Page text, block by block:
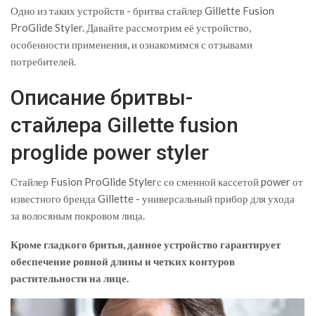
Одно из таких устройств - бритва стайлер Gillette Fusion
ProGlide Styler. Давайте рассмотрим её устройство,
особенности применения, и ознакомимся с отзывами
потребителей.
Описание бритвы-
стайлера Gillette fusion
proglide power styler
Стайлер Fusion ProGlide Stylerс со сменной кассетой power от
известного бренда Gillette - универсальный прибор для ухода
за волосяным покровом лица.
Кроме гладкого бритья, данное устройство гарантирует
обеспечение ровной длины и четких контуров
растительности на лице.